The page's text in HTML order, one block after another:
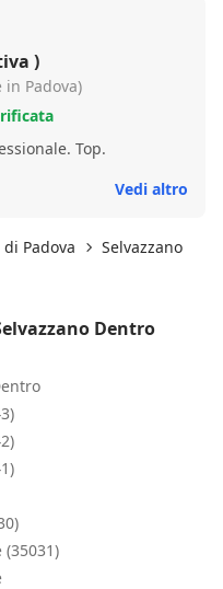
)
Padova)
Top.
Vedi altro
Padova Selvazzano
Dentro